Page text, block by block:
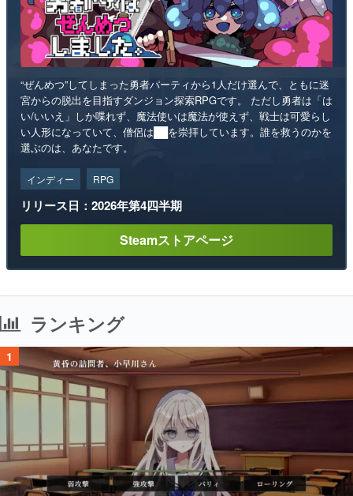
“ぜんめつ”してしまった勇者パーティから1人だけ選んで、ともに迷
宮からの脱出を目指すダンジョン探索RPGです。 ただし勇者は「は
い/いいえ」しか喋れず、魔法使いは魔法が使えず、戦士は可愛らし
い人形になっていて、僧侶は██を崇拝しています。誰を救うのかを
選ぶのは、あなたです。
インディー RPG
リリース日：2026年第4四半期
Steamストアページ
ランキング
1